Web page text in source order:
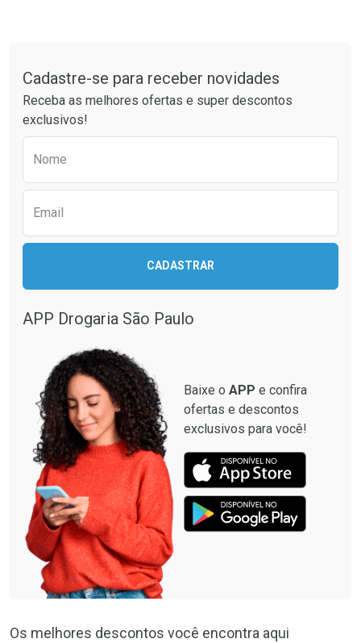
Cadastre-se para receber novidades
Receba as melhores ofertas e super descontos
exclusivos!
Nome
Email
CADASTRAR
APP Drogaria São Paulo
Baixe o APP e confira
ofertas e descontos
exclusivos para você!
Os melhores descontos você encontra aqui